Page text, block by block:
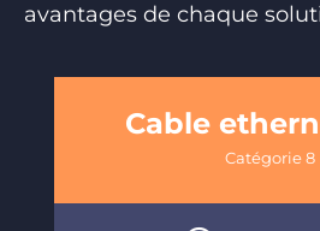
avantages de chaque
Cable
Catégorie 8